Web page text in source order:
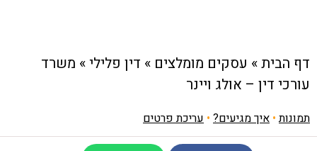
דף הבית» עסקים מומלצים » דין פלילי» משרד
עורכי דין – אולג ויינר
תמונות• איך מגיעים? • עריכת פרטים